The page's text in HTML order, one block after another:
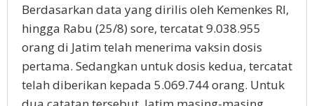
Berdasarkan data yang dirilis oleh Kemenkes RI,
hingga Rabu (25/8) sore, tercatat 9.038.955
orang di Jatim telah menerima vaksin dosis
pertama. Sedangkan untuk dosis kedua, tercatat
telah diberikan kepada 5.069.744 orang. Untuk